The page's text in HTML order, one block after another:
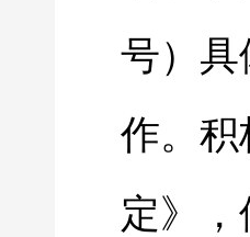
号）具
作。积
定》